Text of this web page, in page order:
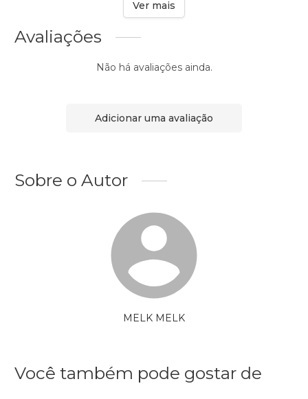
Ver mais
Avaliações
Não há avaliações ainda.
Adicionar uma avaliação
Sobre o Autor
MELK MELK
Você também pode gostar de